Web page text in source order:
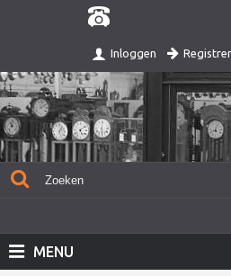
Inloggen
MENU